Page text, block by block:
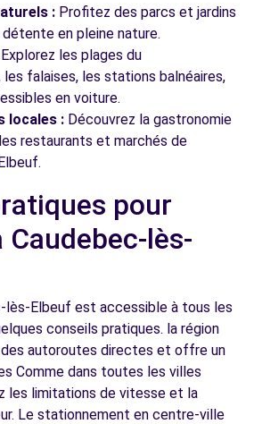
: Profitez des parcs et jardins
détente en pleine nature.
Explorez les plages du
les falaises, les stations balnéaires,
en voiture.
locales : Découvrez la gastronomie
restaurants et marchés de
pour
lès-
lès-Elbeuf est accessible à tous les
conseils pratiques. la région
autoroutes directes et offre un
Comme dans toutes les villes
les limitations de vitesse et la
Le stationnement en centre-ville